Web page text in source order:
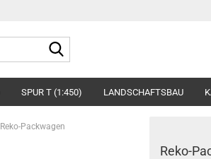
SPUR T (1:450) LANDSCHAFTSBAU
Reko-Packwagen
Reko-